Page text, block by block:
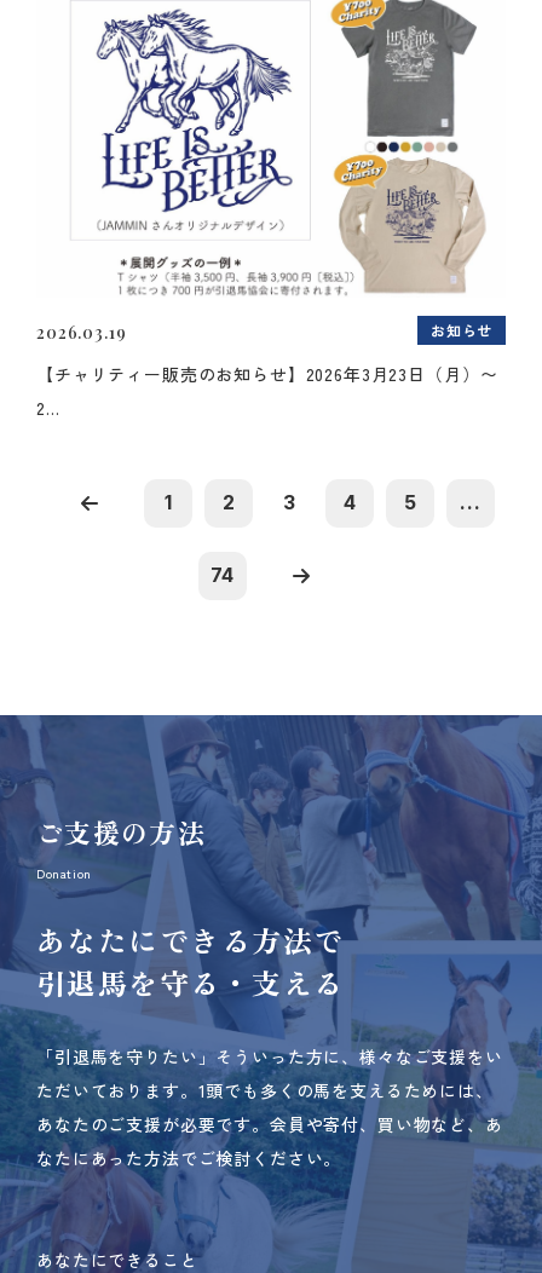
2026.03.19 お知らせ
【チャリティー販売のお知らせ】2026年3月23日（月）〜
2...
1 2 3 4 5 ...
74
ご支援の方法
Donation
あなたにできる方法で
引退馬を守る・支える
「引退馬を守りたい」そういった方に、様々なご支援をい
ただいております。 1頭でも多くの馬を支えるためには、
あなたのご支援が必要です。 会員や寄付、買い物など、あ
なたにあった方法でご検討ください。
あなたにできること